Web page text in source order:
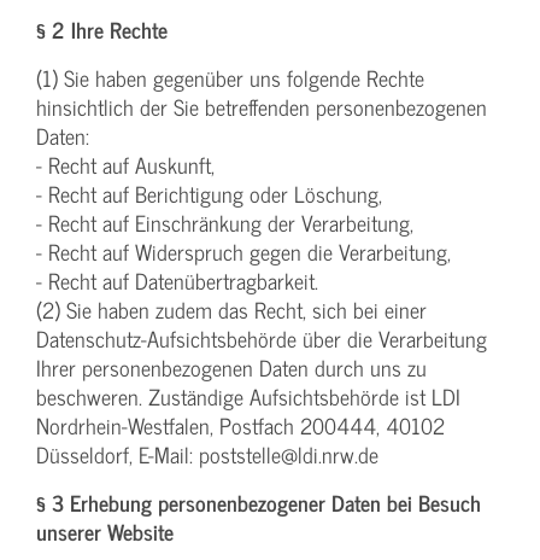
§ 2 Ihre Rechte
(1) Sie haben gegenüber uns folgende Rechte
hinsichtlich der Sie betreffenden personenbezogenen
Daten:
- Recht auf Auskunft,
- Recht auf Berichtigung oder Löschung,
- Recht auf Einschränkung der Verarbeitung,
- Recht auf Widerspruch gegen die Verarbeitung,
- Recht auf Datenübertragbarkeit.
(2) Sie haben zudem das Recht, sich bei einer
Datenschutz-Aufsichtsbehörde über die Verarbeitung
Ihrer personenbezogenen Daten durch uns zu
beschweren. Zuständige Aufsichtsbehörde ist LDI
Nordrhein-Westfalen, Postfach 200444, 40102
Düsseldorf, E-Mail: poststelle@ldi.nrw.de
§ 3 Erhebung personenbezogener Daten bei Besuch
unserer Website